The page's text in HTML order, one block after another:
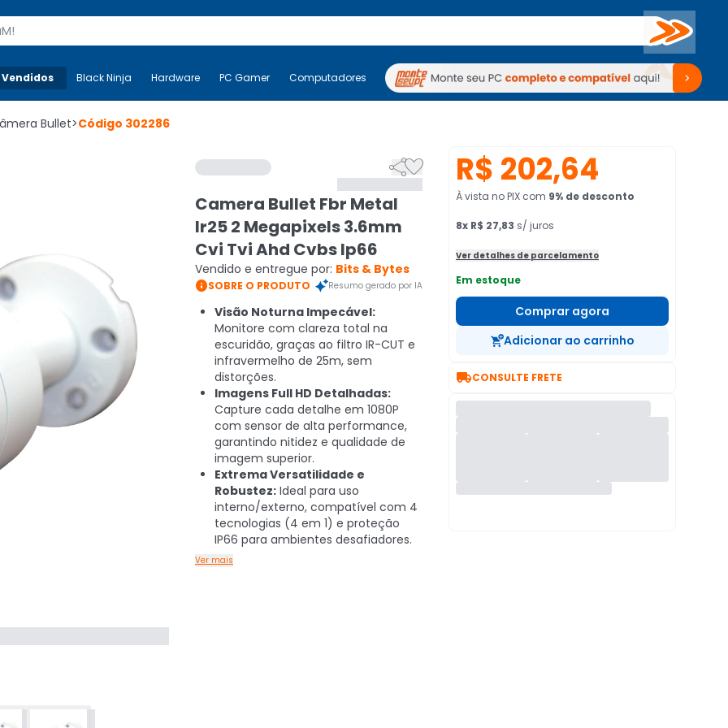
Buscar
Mais-v- Black Ninja Hardware PC Gamer Computadores Periféricos TV Venda no KaBuM!
Black Ninja Hardware PC Gamer Computadores Periféricos TV Venda no KaBuM!
Bullet>Código 302286

Camera Bullet Fbr Metal
Ir25 2 Megapixels 3.6mm
Cvi Tvi Ahd Cvbs Ip66
Vendido e entregue por: Bits & Bytes
SOBRE O PRODUTO Resumo gerado por IA
Visão Noturna Impecável:
Monitore com clareza total na
escuridão, graças ao filtro IR-CUT e
infravermelho de 25m, sem
distorções.
Imagens Full HD Detalhadas:
Capture cada detalhe em 1080P
com sensor de alta performance,
garantindo nitidez e qualidade de
imagem superior.
Extrema Versatilidade e
Robustez: Ideal para uso
interno/externo, compatível com 4
tecnologias (4 em 1) e proteção
IP66 para ambientes desafiadores.
Ver mais
R$ 202,64
À vista no PIX com 9% de desconto
8x R$ 27,83 s/ juros
Ver detalhes de parcelamento
Em estoque
Comprar agora
Adicionar ao carrinho
CONSULTE FRETE